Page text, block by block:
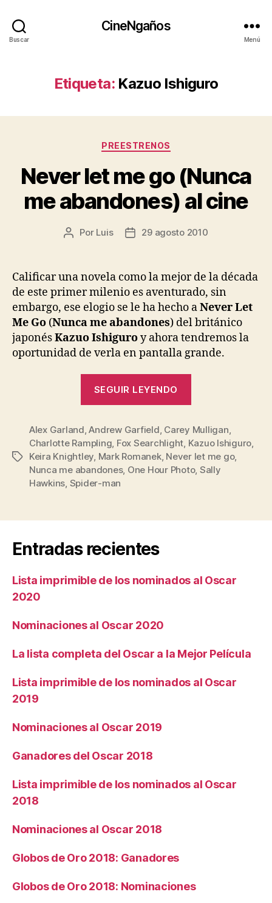
Buscar
CineNgaños
Menú
Etiqueta: Kazuo Ishiguro
Categorías
PREESTRENOS
Never let me go (Nunca
me abandones) al cine
Autor
entrada
Por Luis
Fecha
entrada
29 agosto 2010
Calificar una novela como la mejor de la década
de este primer milenio es aventurado, sin
embargo, ese elogio se le ha hecho aNever Let
Me Go (Nunca me abandones) del británico
japonésKazuo Ishiguroy ahora tendremos la
oportunidad de verla en pantalla grande.
SEGUIR LEYENDO
go
(Nunca
me
Etiquetas
Alex Garland,Andrew Garfield, Carey Mulligan,
Charlotte Rampling, Fox Searchlight, Kazuo Ishiguro,
Keira Knightley, Mark Romanek, Never let me go,
Nunca me abandones, One Hour Photo, Sally
Hawkins, Spider-man
Entradas recientes
Lista imprimible de los nominados al Oscar
2020
Nominaciones al Oscar 2020
La lista completa del Oscar a la Mejor Película
Lista imprimible de los nominados al Oscar
2019
Nominaciones al Oscar 2019
Ganadores del Oscar 2018
Lista imprimible de los nominados al Oscar
2018
Nominaciones al Oscar 2018
Globos de Oro 2018: Ganadores
Globos de Oro 2018: Nominaciones